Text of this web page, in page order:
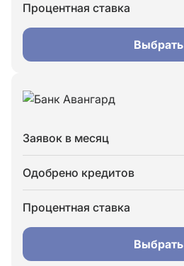
Процентная ставка
Выбрать
Заявок в месяц
Одобрено кредитов
Процентная ставка
Выбрать